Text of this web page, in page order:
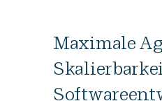
Maximale